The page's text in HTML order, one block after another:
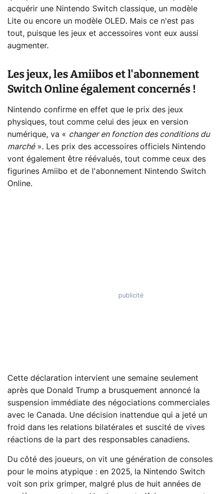
acquérir une Nintendo Switch classique, un modèle
Lite ou encore un modèle OLED. Mais ce n'est pas
tout, puisque les jeux et accessoires vont eux aussi
augmenter.
Les jeux, les Amiibos et l'abonnement
Switch Online également concernés !
Nintendo confirme en effet que le prix des jeux
physiques, tout comme celui des jeux en version
numérique, va « changer en fonction des conditions du
marché». Les prix des accessoires officiels Nintendo
vont également être réévalués, tout comme ceux des
figurines Amiibo et de l'abonnement Nintendo Switch
Online.
Cette déclaration intervient une semaine seulement
après que Donald Trump a brusquement annoncé la
suspension immédiate des négociations commerciales
avec le Canada. Une décision inattendue qui a jeté un
froid dans les relations bilatérales et suscité de vives
réactions de la part des responsables canadiens.
Du côté des joueurs, on vit une génération de consoles
pour le moins atypique : en 2025, la Nintendo Switch
voit son prix grimper, malgré plus de huit années de